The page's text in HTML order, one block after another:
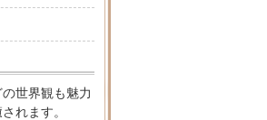
世界観も魅力
れます。